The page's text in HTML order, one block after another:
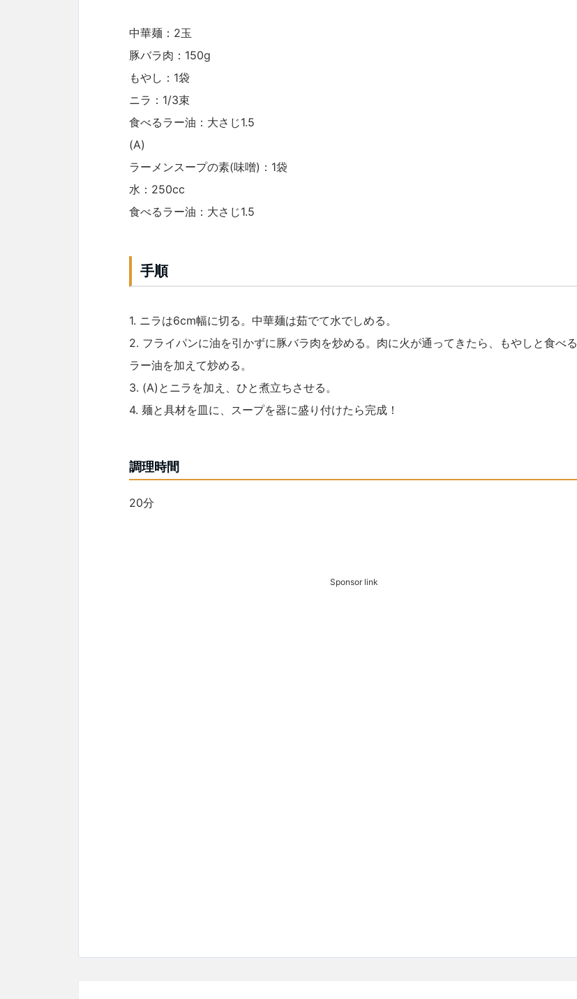
中華麺：2玉
豚バラ肉：150g
もやし：1袋
ニラ：1/3束
食べるラー油：大さじ1.5
(A)
ラーメンスープの素(味噌)：1袋
水：250cc
食べるラー油：大さじ1.5
手順
1. ニラは6cm幅に切る。中華麺は茹でて水でしめる。
2. フライパンに油を引かずに豚バラ肉を炒める。肉に火が通ってきたら、もやしと食べる
ラー油を加えて炒める。
3. (A)とニラを加え、ひと煮立ちさせる。
4. 麺と具材を皿に、スープを器に盛り付けたら完成！
調理時間
20分
Sponsor link